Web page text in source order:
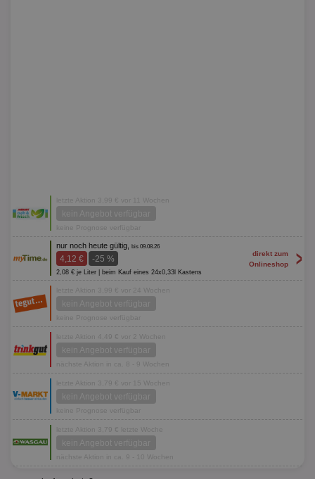
letzte Aktion 3,99 € vor 11 Wochen
kein Angebot verfügbar
keine Prognose verfügbar
nur noch heute gültig, bis 09.08.26
4,12 € -25 %
2,08 € je Liter | beim Kauf eines 24x0,33l Kastens
direkt zum
Onlineshop
>
letzte Aktion 3,99 € vor 24 Wochen
kein Angebot verfügbar
keine Prognose verfügbar
letzte Aktion 4,49 € vor 2 Wochen
kein Angebot verfügbar
nächste Aktion in ca. 8 - 9 Wochen
letzte Aktion 3,79 € vor 15 Wochen
kein Angebot verfügbar
keine Prognose verfügbar
letzte Aktion 3,79 € letzte Woche
kein Angebot verfügbar
nächste Aktion in ca. 9 - 10 Wochen